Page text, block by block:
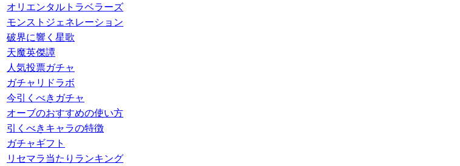
オリエンタルトラベラーズ
モンストジェネレーション
破界に響く星歌
天魔英傑譚
人気投票ガチャ
ガチャリドラボ
今引くべきガチャ
オーブのおすすめの使い方
引くべきキャラの特徴
ガチャギフト
リセマラ当たりランキング